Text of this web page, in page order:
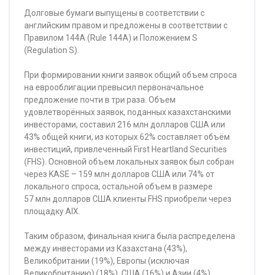
Долговые бумаги выпущены в соответствии с
английским правом и предложены в соответствии с
Правилом 144А (Rule 144A) и Положением S
(Regulation S).
При формировании книги заявок общий объем спроса
на еврооблигации превысил первоначальное
предложение почти в три раза. Объем
удовлетворённых заявок, поданных казахстанскими
инвесторами, составил 216 млн долларов США или
43% общей книги, из которых 62% составляет объём
инвестиций, привлеченный First Heartland Securities
(FHS). Основной объем локальных заявок был собран
через KASE – 159 млн долларов США или 74% от
локального спроса, остальной объем в размере
57 млн долларов США клиенты FHS приобрели через
площадку AIX.
Таким образом, финальная книга была распределена
между инвесторами из Казахстана (43%),
Великобритании (19%), Европы (исключая